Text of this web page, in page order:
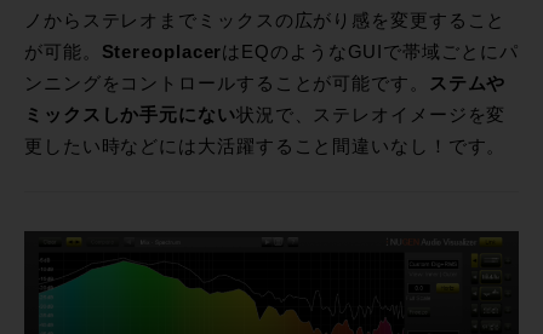
ノからステレオまでミックスの広がり感を変更すること
が可能。 StereoplacerはEQのようなGUIで帯域ごとにパ
ンニングをコントロールすることが可能です。
ステムや
ミックスしか手元にない状況で、ステレオイメージを変
更したい時などには大活躍すること間違いなし！です。